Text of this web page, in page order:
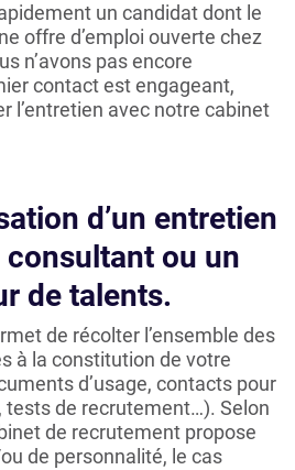
un candidat dont le
offre d’emploi ouverte chez
n’avons pas encore
contact est engageant,
l’entretien avec notre cabinet
d’un entretien
consultant ou un
de talents.
de récolter l’ensemble des
à la constitution de votre
d’usage, contacts pour
tests de recrutement…). Selon
de recrutement propose
de personnalité, le cas